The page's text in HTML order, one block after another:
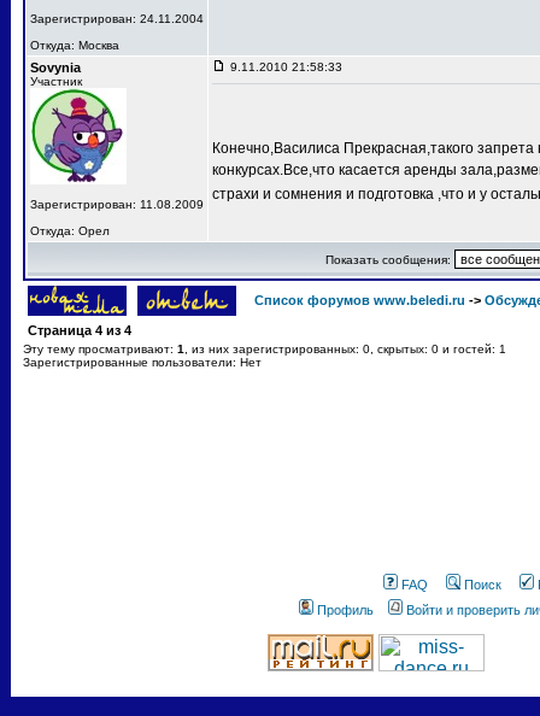
Зарегистрирован: 24.11.2004
Откуда: Москва
Sovynia
Участник
Зарегистрирован: 11.08.2009
Откуда: Орел
9.11.2010 21:58:33
Конечно,Василиса Прекрасная,такого
конкурсах.Все,что касается аренды
страхи и сомнения и подготовка ,что и у
Показать сообщения:
Список форумов www.beledi.ru ->
Страница 4 из 4
Эту тему просматривают: 1
, из них зарегистрированных: 0, скрытых: 0 и гостей: 1
Зарегистрированные пользователи: Нет
FAQ Поиск
Профиль
Войти и проверить